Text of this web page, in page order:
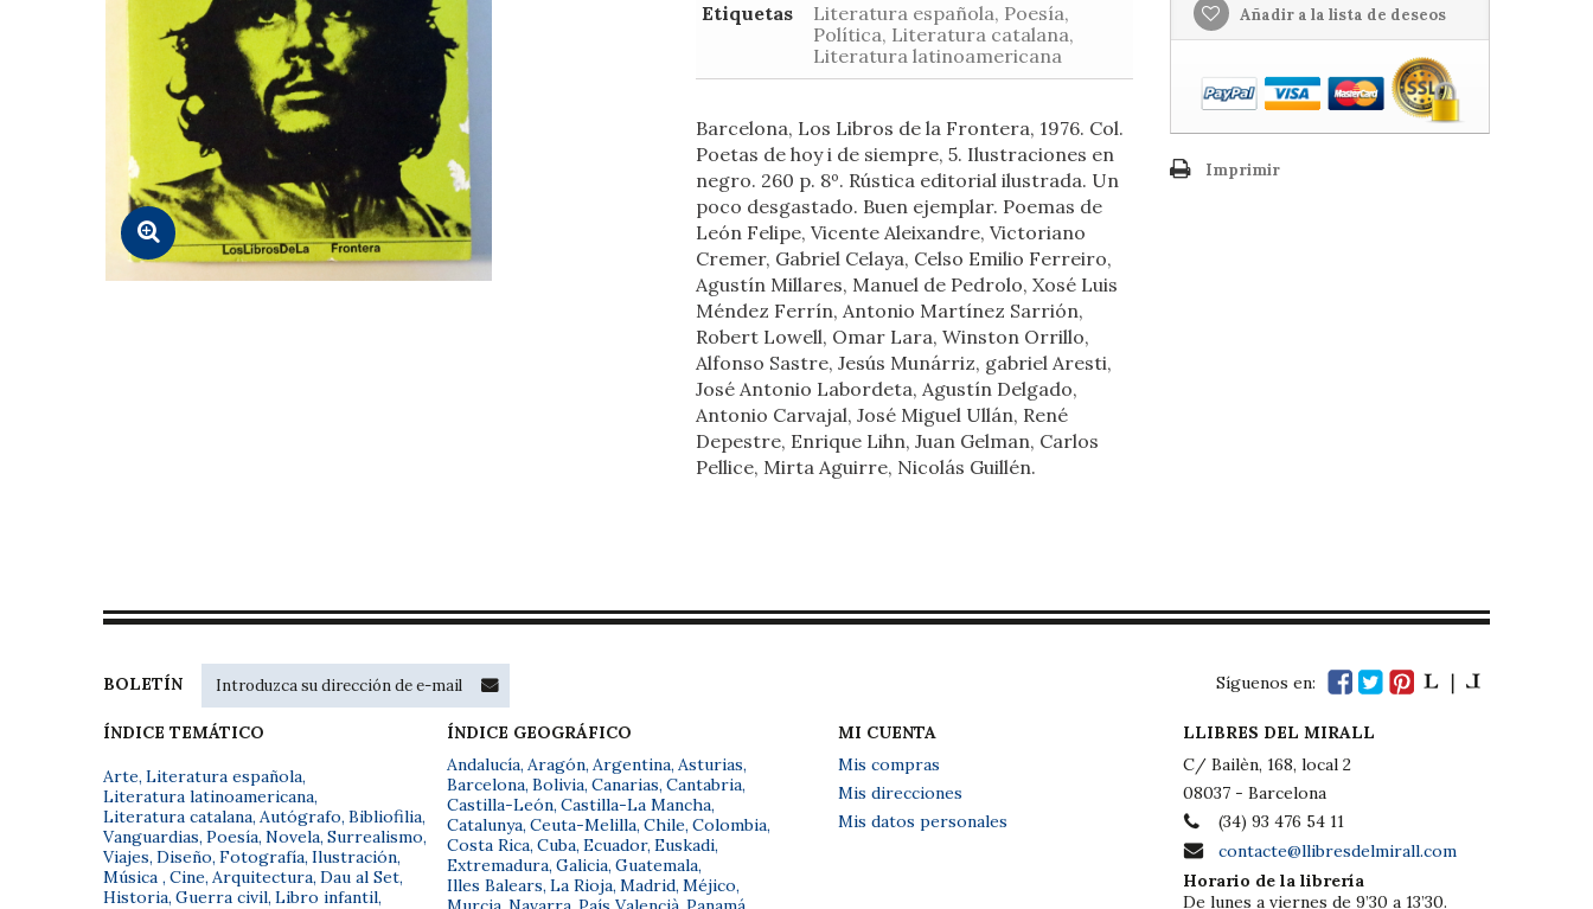
Etiquetas
Literatura española, Poesía,
Política, Literatura catalana,
Literatura latinoamericana
Barcelona, Los Libros de la Frontera, 1976. Col.
Poetas de hoy i de siempre, 5. Ilustraciones en
negro. 260 p. 8º. Rústica editorial ilustrada. Un
poco desgastado. Buen ejemplar. Poemas de
León Felipe, Vicente Aleixandre, Victoriano
Cremer, Gabriel Celaya, Celso Emilio Ferreiro,
Agustín Millares, Manuel de Pedrolo, Xosé Luis
Méndez Ferrín, Antonio Martínez Sarrión,
Robert Lowell, Omar Lara, Winston Orrillo,
Alfonso Sastre, Jesús Munárriz, gabriel Aresti,
José Antonio Labordeta, Agustín Delgado,
Antonio Carvajal, José Miguel Ullán, René
Depestre, Enrique Lihn, Juan Gelman, Carlos
Pellice, Mirta Aguirre, Nicolás Guillén.
Añadir a la lista de deseos
Imprimir
BOLETÍN Síguenos en:
ÍNDICE TEMÁTICO
Arte, Literatura española,
Literatura latinoamericana,
Literatura catalana, Autógrafo, Bibliofilia,
Vanguardias, Poesía, Novela, Surrealismo,
Viajes, Diseño, Fotografía, Ilustración,
Música , Cine, Arquitectura, Dau al Set,
Historia, Guerra civil, Libro infantil,
ÍNDICE GEOGRÁFICO
Andalucía, Aragón, Argentina, Asturias,
Barcelona, Bolivia, Canarias, Cantabria,
Castilla-León, Castilla-La Mancha,
Catalunya, Ceuta-Melilla, Chile, Colombia,
Costa Rica, Cuba, Ecuador, Euskadi,
Extremadura, Galicia, Guatemala,
Illes Balears, La Rioja, Madrid, Méjico,
MI CUENTA
Mis compras
Mis direcciones
Mis datos personales
LLIBRES DEL MIRALL
C/ Bailèn, 168, local 2
08037 - Barcelona
(34) 93 476 54 11
contacte@llibresdelmirall.com
Horario de la librería
De lunes a viernes de 9’30 a 13’30.